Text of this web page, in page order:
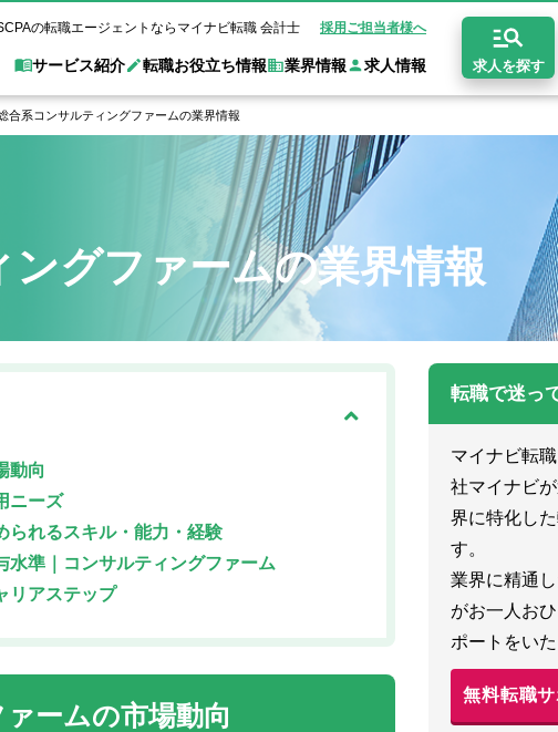
の転職エージェントならマイナビ転職 会計士 採用ご担当者様へ
求人を探す
サービス紹介
個別転職相談会・セミナー
キャリアアドバイザーのご紹介
転職お役立ち情報
USCPAの転職
未経験分野への転職
転職活動お役立ちコンテンツ
転職お役立ち情報
会計士・試験合格者の転職Q&A
WEB面接完全ガイド
業界情報
業界トピックス
業界情報の記事一覧
会計士が活躍できる転職先
監査法人
コンサルティン
会計事務所・税
求人情報
業界別求人情報
会計事務所・税理士法人
金融機関
エリア
関東・
東海
合系コンサルティングファームの業界情報
グファームの業界情報
動向
ニーズ
られるスキル・能力・経験
水準｜コンサルティングファーム
リアステップ
ームの市場動向
転職で迷っ
マイナビ転
社マイナビ
界に特化し
す。
業界に精通
がお一人お
ポートをいた
無料転職